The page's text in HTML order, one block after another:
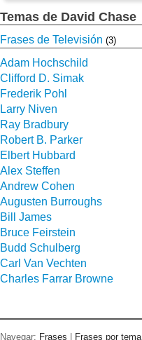
Temas de David Chase
Frases de Televisión (3)
Adam Hochschild
Clifford D. Simak
Frederik Pohl
Larry Niven
Ray Bradbury
Robert B. Parker
Elbert Hubbard
Alex Steffen
Andrew Cohen
Augusten Burroughs
Bill James
Bruce Feirstein
Budd Schulberg
Carl Van Vechten
Charles Farrar Browne
Navegar: Frases | Frases por tema